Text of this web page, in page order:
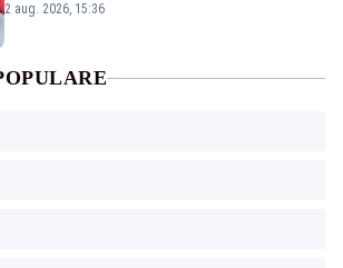
2 aug. 2026, 15:36